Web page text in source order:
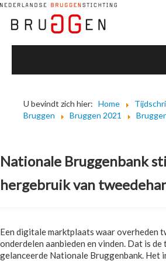
U bevindt zich hier: Home
Bruggen
Bruggen 2021
Nationale Bruggenbank
hergebruik van
Een digitale marktplaats waar overheden
onderdelen aanbieden en vinden. Dat is
gelanceerde Nationale Bruggenbank. Het